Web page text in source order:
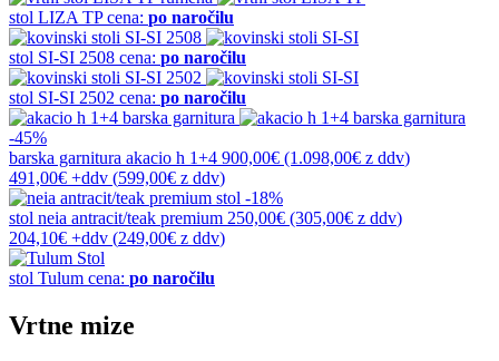
stol LIZA TP cena: po naročilu
stol SI-SI 2508 cena: po naročilu
stol SI-SI 2502 cena: po naročilu
-45%
barska garnitura akacio h 1+4 900,00€ (1.098,00€ z ddv)
491,00€ +ddv (599,00€ z ddv)
-18%
stol neia antracit/teak premium 250,00€ (305,00€ z ddv)
204,10€ +ddv (249,00€ z ddv)
stol Tulum cena: po naročilu
Vrtne mize